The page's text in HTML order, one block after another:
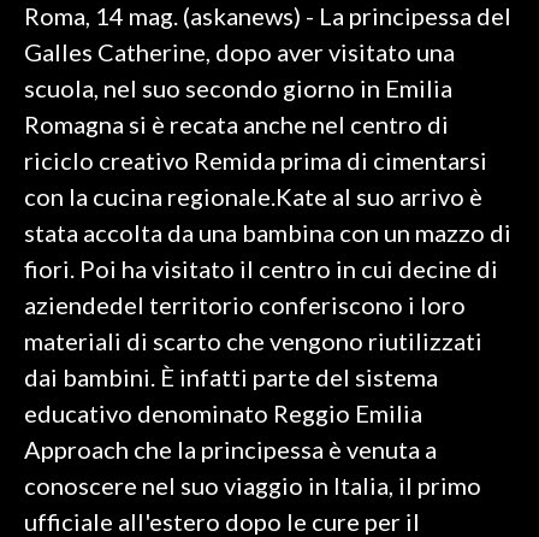
CALCIO REGIONALE
BASKET
VOLLEY
MOTORI
TENNIS
ALTRI SPORT
CULTURA
GOSSIP
SALUTE
SARDEGNA TURISMO
Roma, 14 mag. (askanews) - La principessa del
Galles Catherine, dopo aver visitato una
scuola, nel suo secondo giorno in Emilia
Romagna si è recata anche nel centro di
riciclo creativo Remida prima di cimentarsi
con la cucina regionale.Kate al suo arrivo è
stata accolta da una bambina con un mazzo di
fiori. Poi ha visitato il centro in cui decine di
aziendedel territorio conferiscono i loro
materiali di scarto che vengono riutilizzati
dai bambini. È infatti parte del sistema
educativo denominato Reggio Emilia
Approach che la principessa è venuta a
conoscere nel suo viaggio in Italia, il primo
ufficiale all'estero dopo le cure per il